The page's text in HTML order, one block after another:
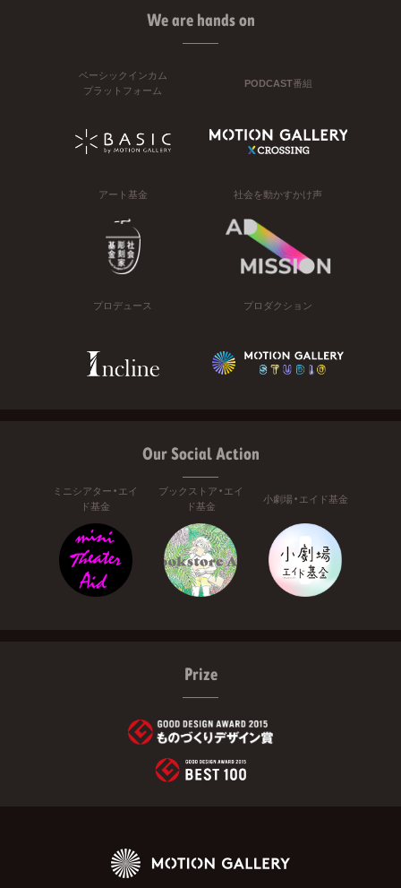
We are hands on
ベーシックインカム
プラットフォーム
PODCAST番組
アート基金 社会を動かすかけ声
プロデュース プロダクション
Our Social Action
ミニシアター・エイ
ド基金
ブックストア・エイ
ド基金
小劇場・エイド基金
Prize